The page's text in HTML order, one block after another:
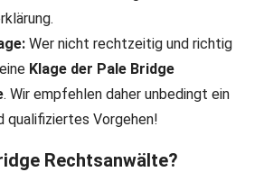
Wer nicht rechtzeitig und richtig
Klage der Pale Bridge
. Wir empfehlen daher unbedingt ein
qualifiziertes Vorgehen!
Rechtsanwälte?